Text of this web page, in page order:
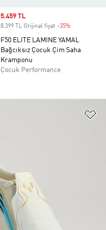
Sale price
5.459 TL
8.399 TL Orijinal fiyat -35%
F50 ELITE LAMINE YAMAL
Bağcıksız Çocuk Çim Saha
Kramponu
Çocuk Performance